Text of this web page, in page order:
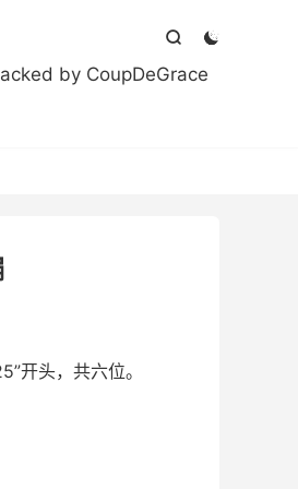


by CoupDeGrace
开头，共六位。